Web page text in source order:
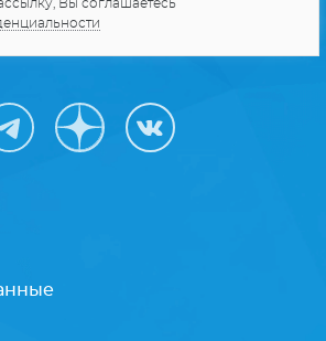
тольколучшее